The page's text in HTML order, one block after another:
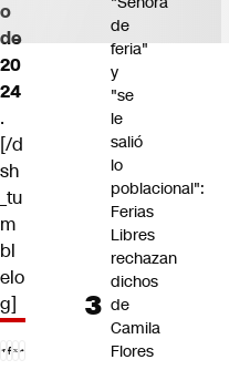
o
de
20
24
.
[/d
sh
_tu
m
bl
elo
g]
de
feria"
y
"se
le
salió
lo
poblacional":
Ferias
Libres
rechazan
dichos
de
Camila
Flores